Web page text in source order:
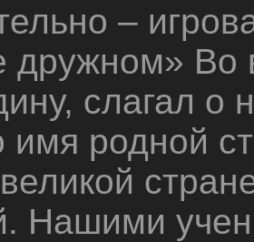
–
дружном»
слагал о
имя родной
Нашими